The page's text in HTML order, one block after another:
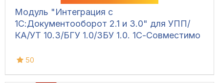
Модуль "Интеграция с
1С:Документооборот 2.1 и 3.0" для УПП/
КА/УТ 10.3/БГУ 1.0/ЗБУ 1.0. 1С-Совместимо
50